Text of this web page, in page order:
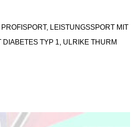
, LEISTUNGSSPORT MIT
DIABETES TYP 1, ULRIKE THURM